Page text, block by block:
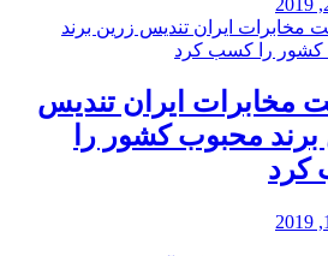
مخابرات ایران تندیس
برند محبوب کشور را